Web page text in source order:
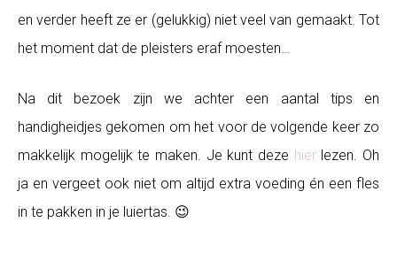
en verder heeft ze er (gelukkig) niet veel van gemaakt. Tot
het moment dat de pleisters eraf moesten…
Na dit bezoek zijn we achter een aantal tips en
handigheidjes gekomen om het voor de volgende keer zo
makkelijk mogelijk te maken. Je kunt deze hierlezen. Oh
ja en vergeet ook niet om altijd extra voeding én een fles
in te pakken in je luiertas. 😉